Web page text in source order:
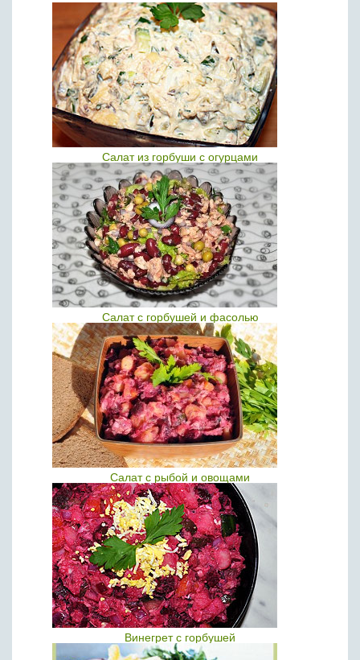
Салат из горбуши с огурцами
Салат с горбушей и фасолью
Салат с рыбой и овощами
Винегрет с горбушей